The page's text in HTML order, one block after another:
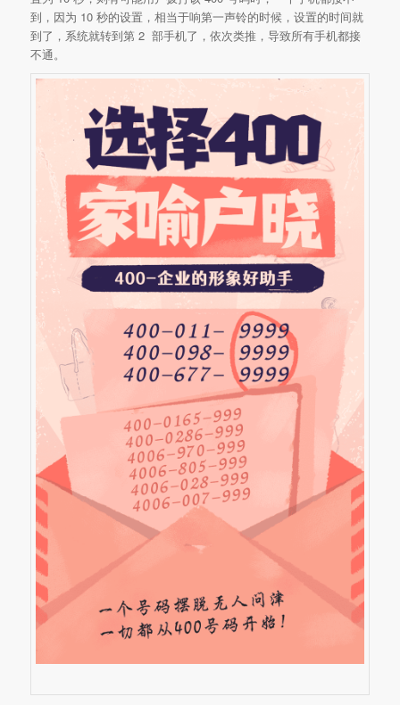
到，因为 10 秒的设置，相当于响第一声铃的时候，设置的时间就
到了，系统就转到第 2 部手机了，依次类推，导致所有手机都接
不通。